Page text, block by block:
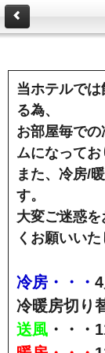
当ホテルで
る為、
お部屋毎で
ムになってお
また、冷房/
す。
大変ご迷惑
くお願いいた
冷房・・・
冷暖房切り
送風 ・・・